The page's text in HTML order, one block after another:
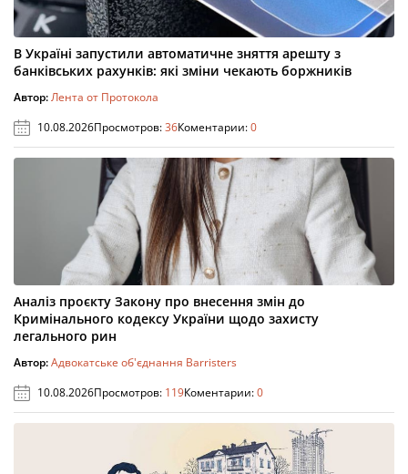
В Україні запустили автоматичне зняття арешту з
банківських рахунків: які зміни чекають боржників
Автор:Лента от Протокола
10.08.2026Просмотров:36Коментарии:0
Аналіз проєкту Закону про внесення змін до
Кримінального кодексу України щодо захисту
легального рин
Автор:Адвокатське об'єднання Barristers
10.08.2026Просмотров: 119Коментарии:0